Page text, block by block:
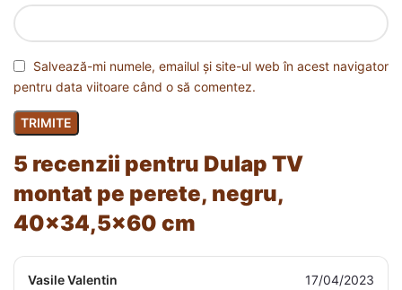
5 recenzii pentru Dulap TV
montat pe perete, negru,
40×34,5×60 cm
Vasile Valentin 17/04/2023
Salvează-mi numele, emailul și site-ul web în acest navigator
pentru data viitoare când o să comentez.